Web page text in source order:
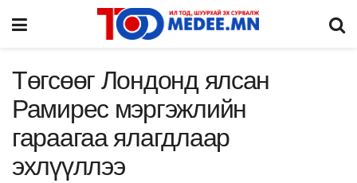
Төгсөөг Лондонд ялсан
Рамирес мэргэжлийн
гараагаа ялагдлаар
эхлүүллээ